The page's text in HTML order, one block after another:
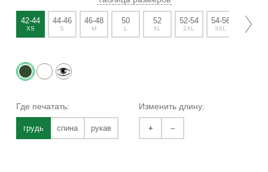
42-44
XS
44-46
S
46-48
M
50
L
52
XL
52-54
2XL
54-56
3XL
56-58
4XL
Где печатать:
грудь спина рукав
Изменить длину:
+ –